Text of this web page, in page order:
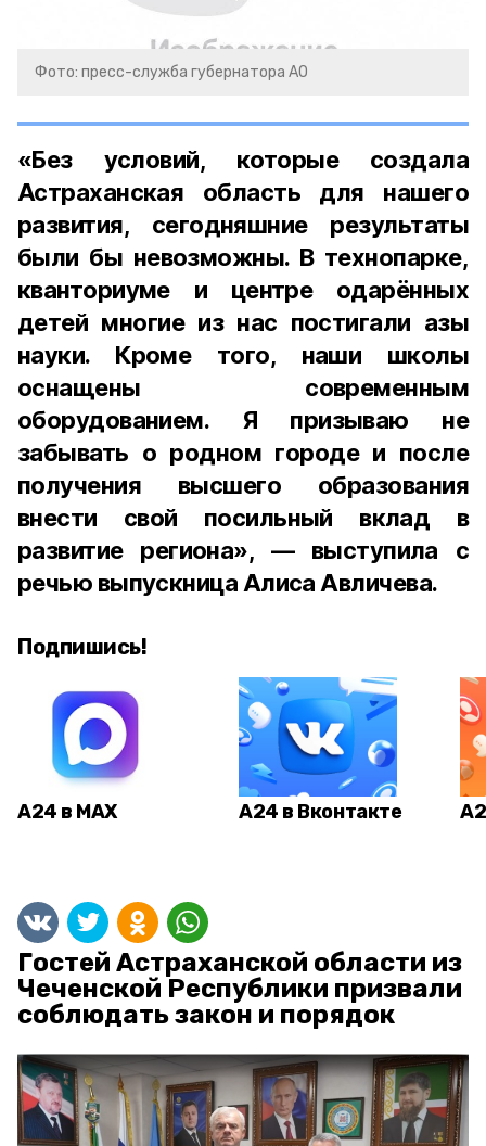
Фото: пресс-служба губернатора АО
«Без условий, которые создала
Астраханская область для нашего
развития, сегодняшние результаты
были бы невозможны. В технопарке,
кванториуме и центре одарённых
детей многие из нас постигали азы
науки. Кроме того, наши школы
оснащены современным
оборудованием. Я призываю не
забывать о родном городе и после
получения высшего образования
внести свой посильный вклад в
развитие региона», — выступила с
речью выпускница Алиса Авличева.
Подпишись!
А24 в MAX А24 в Вконтакте
Гостей Астраханской области из
Чеченской Республики призвали
соблюдать закон и порядок